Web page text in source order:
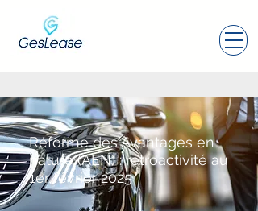
Réforme des Avantages en
nature (AEN) : rétroactivité au
1er février 2025